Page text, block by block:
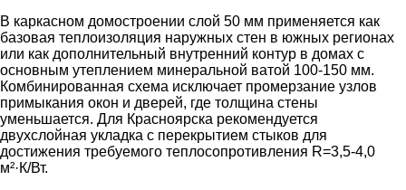
В каркасном домостроении слой 50 мм применяется как
базовая теплоизоляция наружных стен в южных регионах
или как дополнительный внутренний контур в домах с
основным утеплением минеральной ватой 100-150 мм.
Комбинированная схема исключает промерзание узлов
примыкания окон и дверей, где толщина стены
уменьшается. Для Красноярска рекомендуется
двухслойная укладка с перекрытием стыков для
достижения требуемого теплосопротивления R=3,5-4,0
м²·К/Вт.